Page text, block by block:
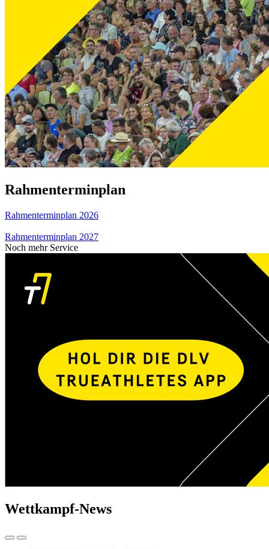
Rahmenterminplan
Rahmenterminplan 2026
Rahmenterminplan 2027
Noch mehr Service
Wettkampf-News